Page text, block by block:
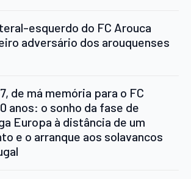
esquerdo do FC Arouca
adversário dos arouquenses
de má memória para o FC
anos: o sonho da fase de
Europa à distância de um
e o arranque aos solavancos